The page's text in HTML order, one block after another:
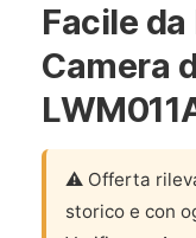
Facile
Camera
⚠️ Offerta
storico e con